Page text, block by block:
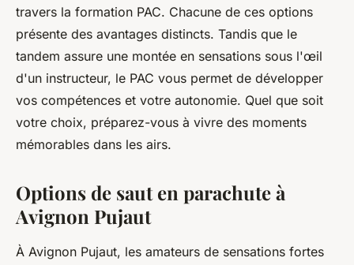
pac ?
Clémence•12 octobre 2024•4 min de lecture
travers la formation PAC. Chacune de ces options
présente des avantages distincts. Tandis que le
tandem assure une montée en sensations sous l'œil
d'un instructeur, le PAC vous permet de développer
vos compétences et votre autonomie. Quel que soit
votre choix, préparez-vous à vivre des moments
mémorables dans les airs.
Options de saut en parachute à
Avignon Pujaut
À Avignon Pujaut, les amateurs de sensations fortes